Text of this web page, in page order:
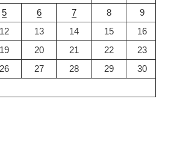
5 6 7 8
9
12 13 14 15
16
19 20 21 22
23
26 27 28 29
30